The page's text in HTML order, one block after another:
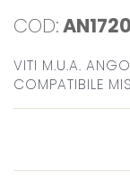
COD:AN1720
VITI M.U.A.
COMPATIBILE